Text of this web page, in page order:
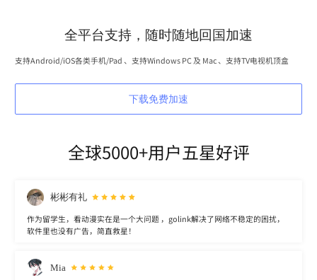
全平台支持，随时随地回国加速
支持Android/iOS各类手机/Pad 、支持Windows PC 及 Mac 、支持TV电视机顶盒
下载免费加速
全球5000+用户五星好评
彬彬有礼
作为留学生，看动漫实在是一个大问题 ，golink解决了网络不稳定的困扰，
软件里也没有广告，简直救星！
Mia